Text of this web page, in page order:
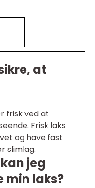
at
frisk ved at
Frisk laks
og have fast
slimlag.
jeg
min laks?